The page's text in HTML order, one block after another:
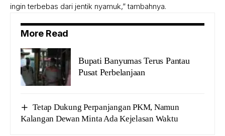
ingin terbebas dari jentik nyamuk,” tambahnya.
More Read
Bupati Banyumas Terus Pantau
Pusat Perbelanjaan
Tetap Dukung Perpanjangan PKM, Namun
Kalangan Dewan Minta Ada Kejelasan Waktu